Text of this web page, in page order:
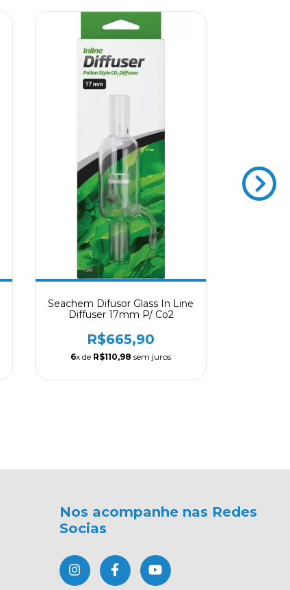
Seachem Difusor Glass In Line
Diffuser 17mm P/ Co2
R$665,90
6x de R$110,98 sem juros
Nos acompanhe nas Redes
Socias